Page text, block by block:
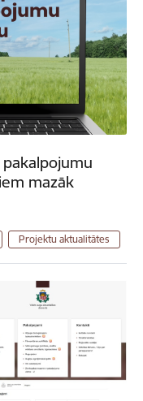
mazāk
Projektu aktualitātes